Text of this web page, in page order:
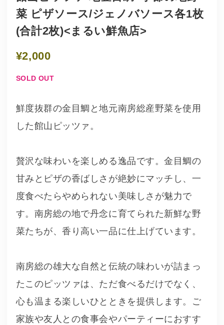
菜 ピザソース/ジェノバソース各1枚
(合計2枚)<まるい鮮魚店>
¥2,000
SOLD OUT
鮮度抜群の金目鯛と地元南房総産野菜を使用
した館山ピッツァ。
贅沢な味わいを楽しめる逸品です。金目鯛の
甘みとピザの香ばしさが絶妙にマッチし、一
度食べたらやめられない美味しさが魅力で
す。南房総の地で丹念に育てられた新鮮な野
菜たちが、香り高い一品に仕上げています。
南房総の雄大な自然と伝統の味わいが詰まっ
たこのピッツァは、ただ食べるだけでなく、
心も温まる楽しいひとときを提供します。ご
家族や友人との食事会やパーティーにおすす